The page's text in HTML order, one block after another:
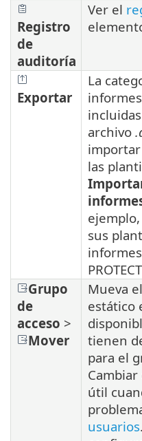
Registro
de
auditoría
Ver el
Exportar
La
archivo
las
sus
Grupo
de
acceso >
Mover
Mueva
estático
tienen
para el
útil
usuarios